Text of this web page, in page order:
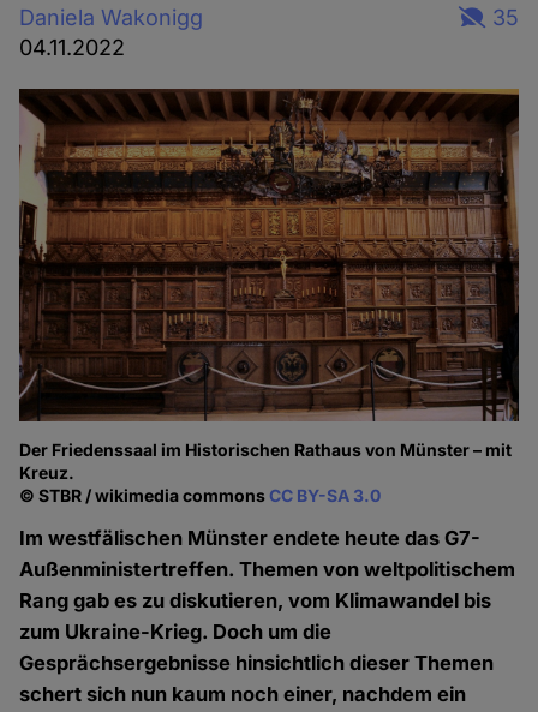
Daniela Wakonigg
04.11.2022
35
Der Friedenssaal im Historischen Rathaus von Münster – mit
Kreuz.
© STBR / wikimedia commonsCC BY-SA 3.0
Im westfälischen Münster endete heute das G7-
Außenministertreffen. Themen von weltpolitischem
Rang gab es zu diskutieren, vom Klimawandel bis
zum Ukraine-Krieg. Doch um die
Gesprächsergebnisse hinsichtlich dieser Themen
schert sich nun kaum noch einer, nachdem ein